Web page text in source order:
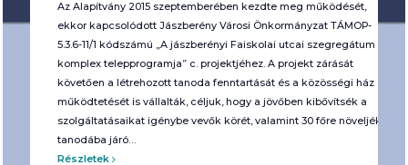
Az Alapítvány 2015 szeptemberében kezdte meg működését,
ekkor kapcsolódott Jászberény Városi Önkormányzat TÁMOP-
5.3.6-11/1 kódszámú „A jászberényi Faiskolai utcai szegregátum
komplex telepprogramja” c. projektjéhez. A projekt zárását
követően a létrehozott tanoda fenntartását és a közösségi ház
működtetését is vállalták, céljuk, hogy a jövőben kibővítsék a
szolgáltatásaikat igénybe vevők körét, valamint 30 főre növeljék a
tanodába járó…
Részletek